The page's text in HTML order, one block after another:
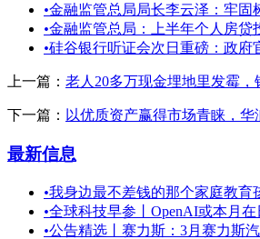
•金融监管总局局长李云泽：牢固
•金融监管总局：上半年个人房贷
•硅谷银行听证会次日重磅：政府
上一篇： 老人20多万现金埋地里发霉，
下一篇： 以优质资产赢得市场青睐，
最新信息
•我身边最不差钱的那个家庭教育
•全球科技早参丨OpenAI或本月在
•公告精选丨赛力斯：3月赛力斯